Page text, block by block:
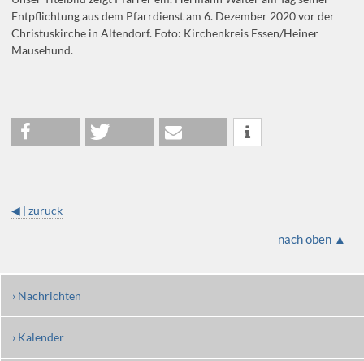
Entpflichtung aus dem Pfarrdienst am 6. Dezember 2020 vor der
Christuskirche in Altendorf. Foto: Kirchenkreis Essen/Heiner
Mausehund.
◀ | zurück
nach oben ▲
› Nachrichten
› Kalender